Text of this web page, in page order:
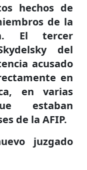
hechos de
de la
El tercer
del
acusado
en
en varias
estaban
de la AFIP.
juzgado